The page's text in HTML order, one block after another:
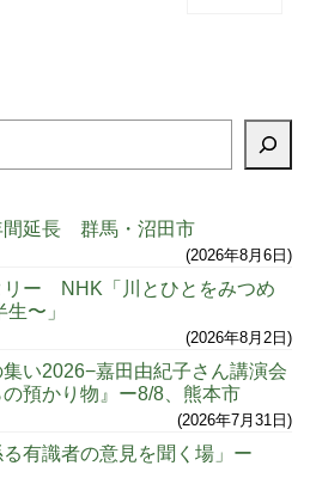
間延長 群馬・沼田市
2026年8月6日
リー NHK「川とひとをみつめ
〜」
2026年8月2日
い2026−嘉田由紀子さん講演会
の預かり物』ー8/8、熊本市
2026年7月31日
有識者の意見を聞く場」ー